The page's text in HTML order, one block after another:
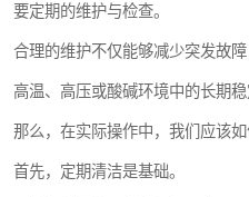
要定期的维护与检查。
合理的维护不仅能够减少突发故
高温、高压或酸碱环境中的长期稳
那么，在实际操作中，我们应该
首先，定期清洁是基础。